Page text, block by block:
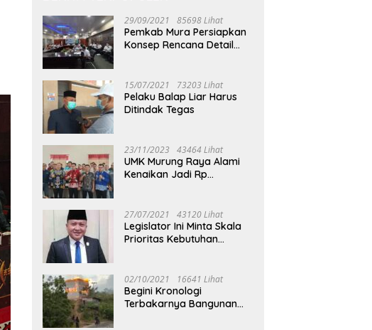
29/09/2021 85698 Lihat
Pemkab Mura Persiapkan
Konsep Rencana Detail
15/07/2021 73203 Lihat
Pelaku Balap Liar Harus
Ditindak Tegas
23/11/2023 43464 Lihat
UMK Murung Raya Alami
Kenaikan Jadi Rp
27/07/2021 43120 Lihat
Legislator Ini Minta Skala
Prioritas Kebutuhan
02/10/2021 16641 Lihat
Begini Kronologi
Terbakarnya Bangunan